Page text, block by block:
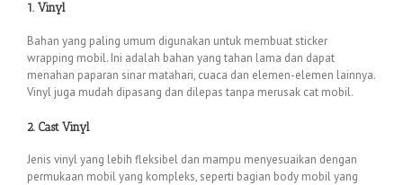
1. Vinyl
Bahan yang paling umum digunakan untuk membuat sticker
wrapping mobil. Ini adalah bahan yang tahan lama dan dapat
menahan paparan sinar matahari, cuaca dan elemen-elemen lainnya.
Vinyl juga mudah dipasang dan dilepas tanpa merusak cat mobil.
2. Cast Vinyl
Jenis vinyl yang lebih fleksibel dan mampu menyesuaikan dengan
permukaan mobil yang kompleks, seperti bagian body mobil yang